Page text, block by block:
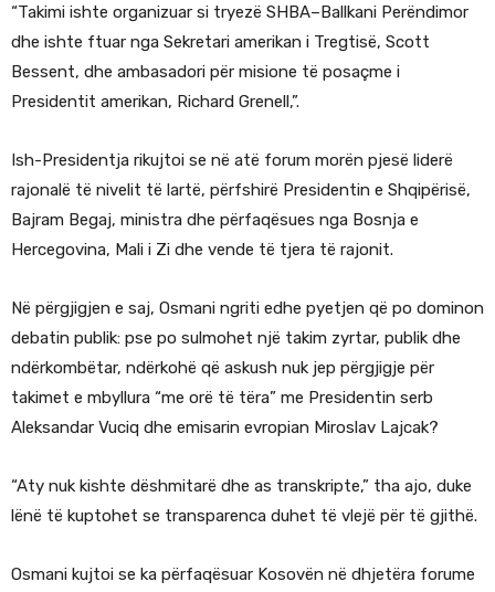
“Takimi ishte organizuar si tryezë SHBA–Ballkani Perëndimor
dhe ishte ftuar nga Sekretari amerikan i Tregtisë, Scott
Bessent, dhe ambasadori për misione të posaçme i
Presidentit amerikan, Richard Grenell,”.
Ish-Presidentja rikujtoi se në atë forum morën pjesë liderë
rajonalë të nivelit të lartë, përfshirë Presidentin e Shqipërisë,
Bajram Begaj, ministra dhe përfaqësues nga Bosnja e
Hercegovina, Mali i Zi dhe vende të tjera të rajonit.
Në përgjigjen e saj, Osmani ngriti edhe pyetjen që po dominon
debatin publik: pse po sulmohet një takim zyrtar, publik dhe
ndërkombëtar, ndërkohë që askush nuk jep përgjigje për
takimet e mbyllura “me orë të tëra” me Presidentin serb
Aleksandar Vuciq dhe emisarin evropian Miroslav Lajcak?
“Aty nuk kishte dëshmitarë dhe as transkripte,” tha ajo, duke
lënë të kuptohet se transparenca duhet të vlejë për të gjithë.
Osmani kujtoi se ka përfaqësuar Kosovën në dhjetëra forume